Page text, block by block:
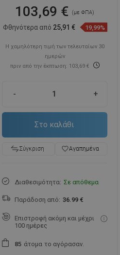
103,69 €(με ΦΠΑ)
Φθηνότερα από 25,91 € 19,99%
Η χαμηλότερη τιμή των τελευταίων 30
ημερών
πριν από την έκπτωση: 103,69 €
- +
Στο καλάθι
Σύγκριση favorite_borderΑγαπημένα
Διαθεσιμότητα: Σε απόθεμα
Παράδοση από: 36.99 €
Επιστροφή ακόμη και μέχρι
100 ημέρες
85 άτομα το αγόρασαν.